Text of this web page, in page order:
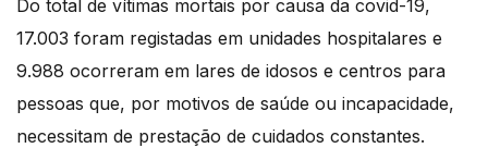
Do total de vítimas mortais por causa da covid-19,
17.003 foram registadas em unidades hospitalares e
9.988 ocorreram em lares de idosos e centros para
pessoas que, por motivos de saúde ou incapacidade,
necessitam de prestação de cuidados constantes.